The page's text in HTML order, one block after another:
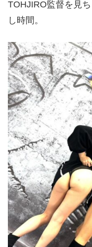
TOHJIRO監督を見
し時間。